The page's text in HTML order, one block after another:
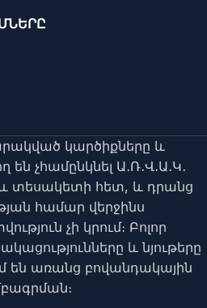
կարծիքները և
չհամընկնել Ա․Ռ․Վ․Ա․Կ․
տեսակետի հետ, և դրանց
համար վերջինս
չի կրում։ Բոլոր
և նյութերը
են առանց բովանդակային